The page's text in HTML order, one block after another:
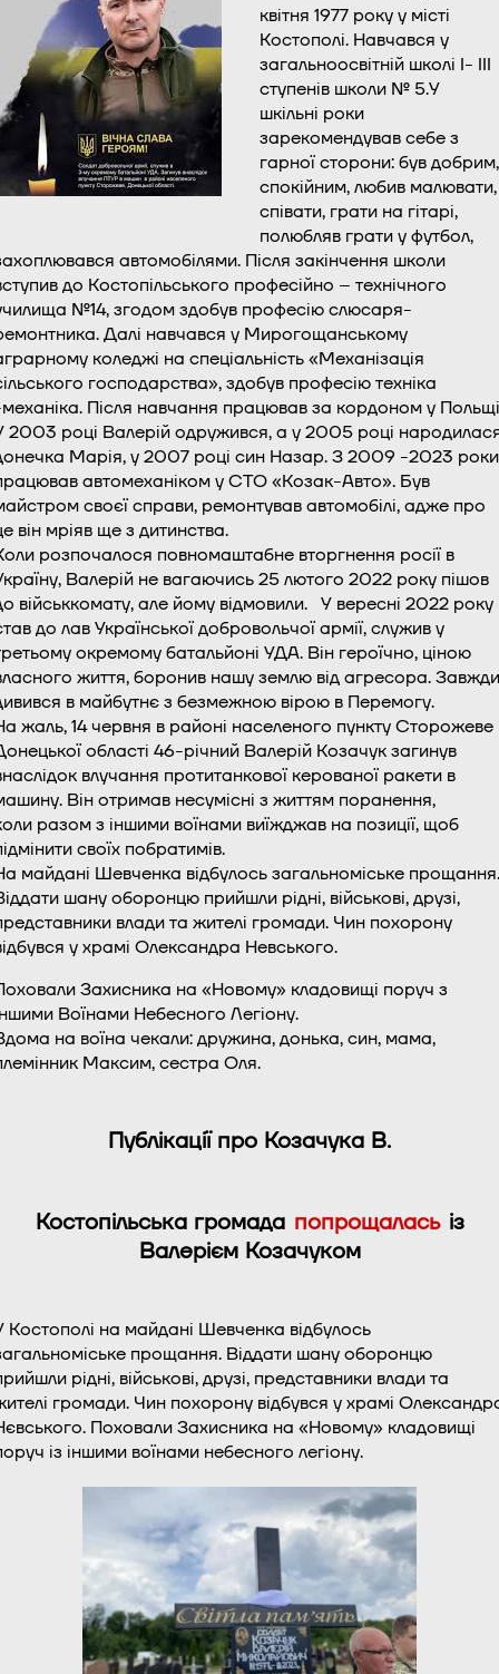
квітня 1977 року у місті
Костополі. Навчався у
загальноосвітній школі I- III
ступенів школи № 5.У
шкільні роки
зарекомендував себе з
гарної сторони: був добрим,
спокійним, любив малювати,
співати, грати на гітарі,
полюбляв грати у футбол,
автомобілями. Після закінчення школи
до Костопільського професійно – технічного
№14, згодом здобув професію слюсаря-
Далі навчався у Мирогощанському
коледжі на спеціальність «Механізація
господарства», здобув професію техніка
Після навчання працював за кордоном у
2003 році Валерій одружився, а у 2005 році
Марія, у 2007 році син Назар. З 2009 -2023 роки
автомеханіком у СТО «Козак-Авто». Був
своєї справи, ремонтував автомобілі, адже про
він мріяв ще з дитинства.
розпочалося повномаштабне вторгнення росії в
Валерій не вагаючись 25 лютого 2022 року пішов
військкомату, але йому відмовили. У вересні 2022 року
до лав Української добровольчої армії, служив у
окремому батальйоні УДА. Він героїчно, ціною
життя, боронив нашу землю від агресора. Завжди
в майбутнє з безмежною вірою в Перемогу.
жаль, 14 червня в районі населеного пункту Сторожеве
області 46-річний Валерій Козачук загинув
влучання протитанкової керованої ракети в
Він отримав несумісні з життям поранення,
разом з іншими воїнами виїжджав на позиції, щоб
своїх побратимів.
майдані Шевченка відбулось загальноміське прощання.
шану оборонцю прийшли рідні, військові, друзі,
влади та жителі громади. Чин похорону
у храмі Олександра Невського.
Захисника на «Новому» кладовищі поруч з
Воїнами Небесного Легіону.
на воїна чекали: дружина, донька, син, мама,
Максим, сестра Оля.
Публікації про Козачука В.
Костопільська громада попрощалась із
Валерієм Козачуком
Костополі на майдані Шевченка відбулось
прощання. Віддати шану оборонцю
рідні, військові, друзі, представники влади та
громади. Чин похорону відбувся у храмі
Поховали Захисника на «Новому» кладовищі
із іншими воїнами небесного легіону.